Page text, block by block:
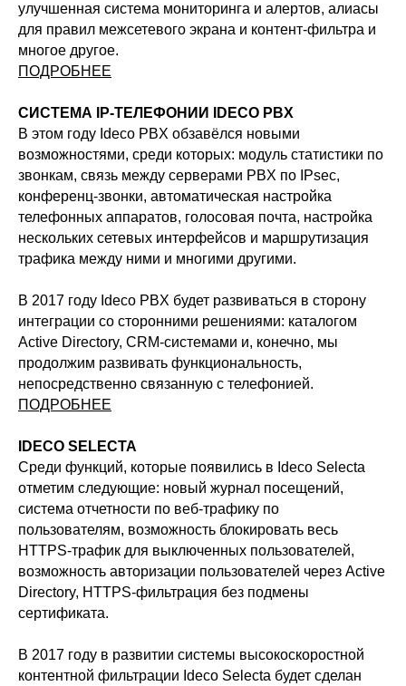
улучшенная система мониторинга и алертов, алиасы
для правил межсетевого экрана и контент-фильтра и
многое другое.
ПОДРОБНЕЕ
СИСТЕМА IP-ТЕЛЕФОНИИ IDECO PBX
В этом году Ideco PBX обзавёлся новыми
возможностями, среди которых: модуль статистики по
звонкам, связь между серверами PBX по IPsec,
конференц-звонки, автоматическая настройка
телефонных аппаратов, голосовая почта, настройка
нескольких сетевых интерфейсов и маршрутизация
трафика между ними и многими другими.
В 2017 году Ideco PBX будет развиваться в сторону
интеграции со сторонними решениями: каталогом
Active Directory, CRM-системами и, конечно, мы
продолжим развивать функциональность,
непосредственно связанную с телефонией.
ПОДРОБНЕЕ
IDECO SELECTA
Среди функций, которые появились в Ideco Selecta
отметим следующие: новый журнал посещений,
система отчетности по веб-трафику по
пользователям, возможность блокировать весь
HTTPS-трафик для выключенных пользователей,
возможность авторизации пользователей через Active
Directory, HTTPS-фильтрация без подмены
сертификата.
В 2017 году в развитии системы высокоскоростной
контентной фильтрации Ideco Selecta будет сделан